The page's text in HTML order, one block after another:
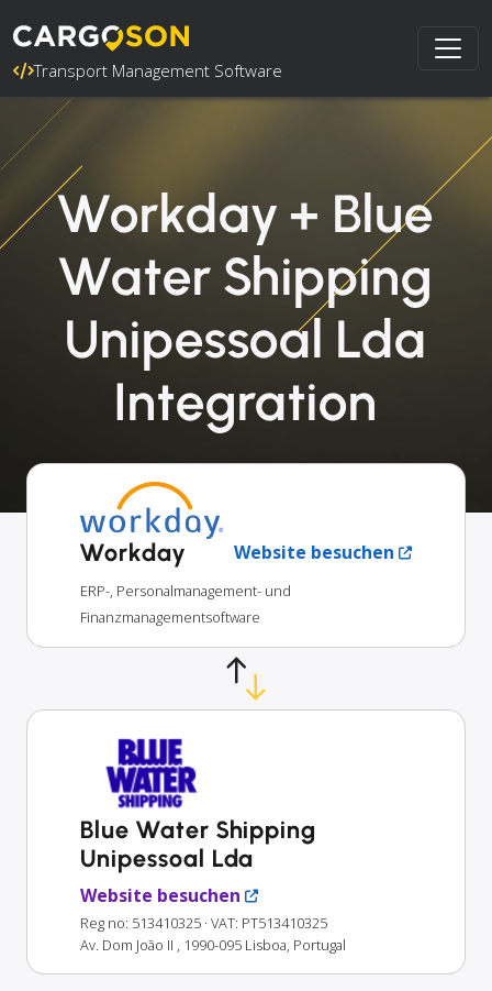
Transport Management Software
Workday + Blue
Water Shipping
Unipessoal Lda
Integration
Workday Website besuchen
ERP-, Personalmanagement- und
Finanzmanagementsoftware
Blue Water Shipping
Unipessoal Lda
Website besuchen
Reg no: 513410325 · VAT: PT513410325
Av. Dom João II , 1990-095 Lisboa, Portugal